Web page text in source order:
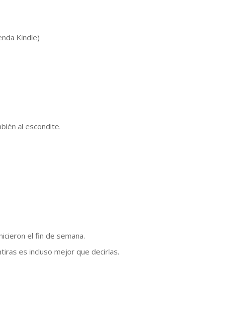
Kindle)
al escondite.
el fin de semana.
es incluso mejor que decirlas.